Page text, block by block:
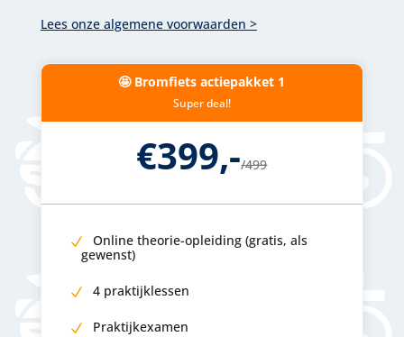
Lees onze algemene voorwaarden >
🤩 Bromfiets actiepakket 1
Super deal!
€399,-/499
Online theorie-opleiding (gratis, als
gewenst)
4 praktijklessen
Praktijkexamen